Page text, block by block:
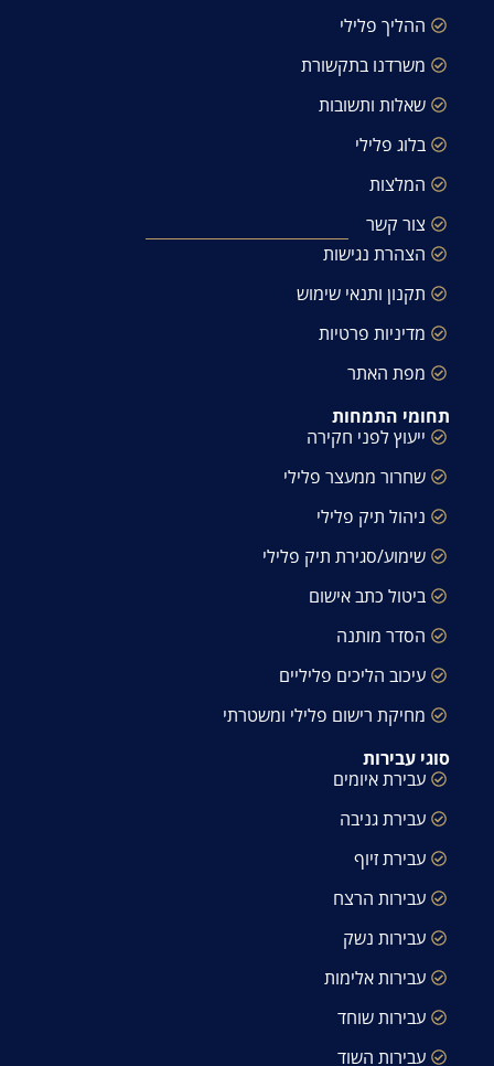
ההליך פלילי
משרדנו בתקשורת
שאלות ותשובות
בלוג פלילי
המלצות
צור קשר
הצהרת נגישות
תקנון ותנאי שימוש
מדיניות פרטיות
מפת האתר
תחומי התמחות
ייעוץ לפני חקירה
שחרור ממעצר פלילי
ניהול תיק פלילי
שימוע/סגירת תיק פלילי
ביטול כתב אישום
הסדר מותנה
עיכוב הליכים פליליים
מחיקת רישום פלילי ומשטרתי
סוגי עבירות
עבירת איומים
עבירת גניבה
עבירת זיוף
עבירות הרצח
עבירות נשק
עבירות אלימות
עבירות שוחד
עבירות השוד